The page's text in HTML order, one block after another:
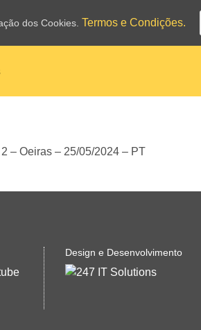
Design e Desenvolvimento
dos Cookies. Termos e Condições.